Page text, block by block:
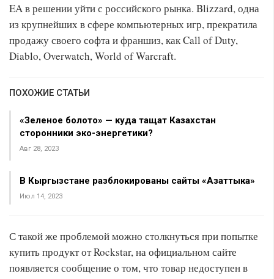
EA в решении уйти с российского рынка. Blizzard, одна
из крупнейших в сфере компьютерных игр, прекратила
продажу своего софта и франшиз, как Call of Duty,
Diablo, Overwatch, World of Warcraft.
ПОХОЖИЕ СТАТЬИ
«Зеленое болото» — куда тащат Казахстан
сторонники эко-энергетики?
Авг 28, 2023
В Кыргызстане разблокированы сайты «Азаттыка»
Июл 14, 2023
С такой же проблемой можно столкнуться при попытке
купить продукт от Rockstar, на официальном сайте
появляется сообщение о том, что товар недоступен в